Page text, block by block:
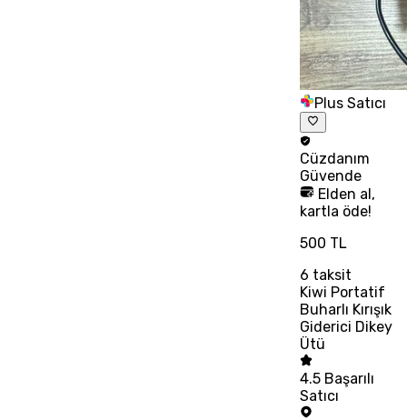
Plus Satıcı
Cüzdanım
Güvende
Elden al,
kartla öde!
500 TL
6 taksit
Kiwi Portatif
Buharlı Kırışık
Giderici Dikey
Ütü
4.5 Başarılı
Satıcı